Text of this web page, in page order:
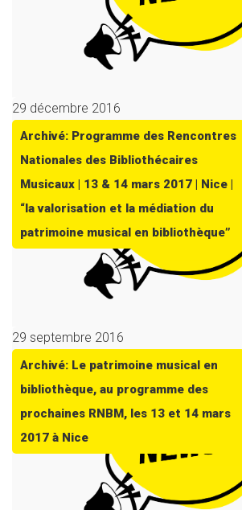
29 décembre 2016
Archivé: Programme des Rencontres
Nationales des Bibliothécaires
Musicaux | 13 & 14 mars 2017 | Nice |
“la valorisation et la médiation du
patrimoine musical en bibliothèque”
29 septembre 2016
Archivé: Le patrimoine musical en
bibliothèque, au programme des
prochaines RNBM, les 13 et 14 mars
2017 à Nice